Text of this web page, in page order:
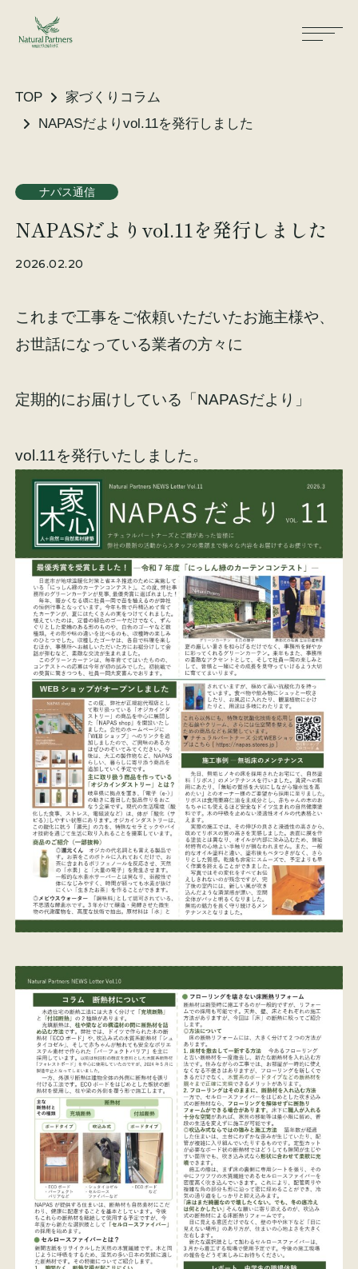
TOP
家づくりコラム
NAPASだよりvol.11を発行しました
ナパス通信
NAPASだよりvol.11を発行しました
2026.02.20
これまで工事をご依頼いただいたお施主様や、
お世話になっている業者の方々に
定期的にお届けしている「NAPASだより」
vol.11を発行いたしました。
大工が建てる家
リノベーション
施工事例 お客様の声
会社概要
スタッフ紹介
家づくりコラム
オンラインショップ
イベント情報 来場予約
資料請求 お問い合わせ